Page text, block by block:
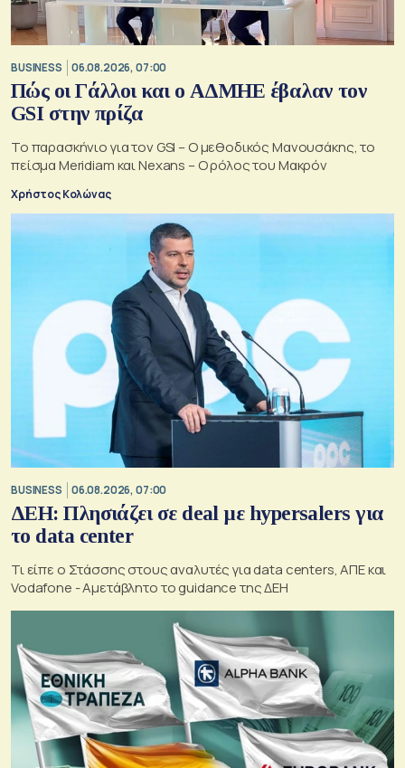
BUSINESS 06.08.2026, 07:00
Πώς οι Γάλλοι και ο ΑΔΜΗΕ έβαλαν τον
GSI στην πρίζα
Το παρασκήνιο για τον GSI – Ο μεθοδικός Μανουσάκης, το
πείσμα Meridiam και Nexans – Ο ρόλος του Μακρόν
Χρήστος Κολώνας
BUSINESS 06.08.2026, 07:00
ΔΕΗ: Πλησιάζει σε deal με hypersalers για
το data center
Τι είπε ο Στάσσης στους αναλυτές για data centers, ΑΠΕ και
Vodafone - Αμετάβλητο το guidance της ΔΕΗ